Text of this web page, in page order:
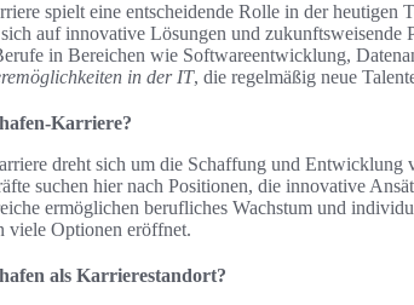
spielt eine entscheidende Rolle in der heutigen
auf innovative Lösungen und zukunftsweisende
in Bereichen wie Softwareentwicklung,
in der IT, die regelmäßig neue
Karriere?
dreht sich um die Schaffung und Entwicklung
suchen hier nach Positionen, die innovative
ermöglichen berufliches Wachstum und
viele Optionen eröffnet.
als Karrierestandort?